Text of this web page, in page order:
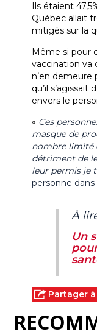
Ils étaient
Québec allait
mitigés sur la
Même si pour
vaccination va
n’en demeure
qu’il s’agissait
envers le
« Ces
masque de
nombre limité
détriment de
leur permis je
personne
À
Un
Partager